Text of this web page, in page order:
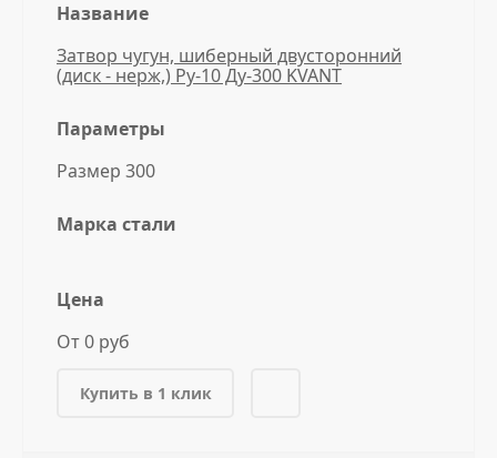
Название
Затвор чугун, шиберный двусторонний
(диск - нерж,) Ру-10 Ду-300 KVANT
Параметры
Размер 300
Марка стали
Цена
От 0 руб
Купить в 1 клик